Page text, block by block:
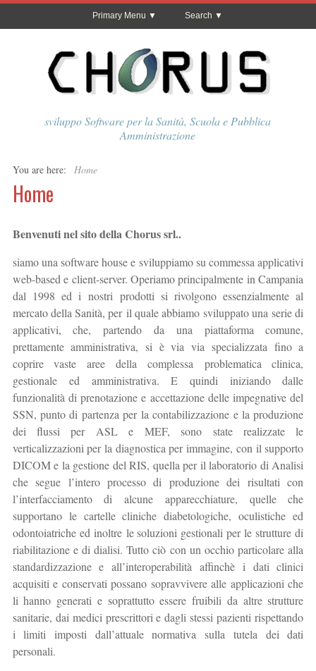
Primary Menu Search
sviluppo Software per la Sanità, Scuola e Pubblica
Amministrazione
You are here: Home
Home
Benvenuti nel sito della Chorus srl..
siamo una software house e sviluppiamo su commessa applicativi
web-based e client-server. Operiamo principalmente in Campania
dal 1998 ed i nostri prodotti si rivolgono essenzialmente al
mercato della Sanità, per il quale abbiamo sviluppato una serie di
applicativi, che, partendo da una piattaforma comune,
prettamente amministrativa, si è via via specializzata fino a
coprire vaste aree della complessa problematica clinica,
gestionale ed amministrativa. E quindi iniziando dalle
funzionalità di prenotazione e accettazione delle impegnative del
SSN, punto di partenza per la contabilizzazione e la produzione
dei flussi per ASL e MEF, sono state realizzate le
verticalizzazioni per la diagnostica per immagine, con il supporto
DICOM e la gestione del RIS, quella per il laboratorio di Analisi
che segue l’intero processo di produzione dei risultati con
l’interfacciamento di alcune apparecchiature, quelle che
supportano le cartelle cliniche diabetologiche, oculistiche ed
odontoiatriche ed inoltre le soluzioni gestionali per le strutture di
riabilitazione e di dialisi. Tutto ciò con un occhio particolare alla
standardizzazione e all’interoperabilità affinchè i dati clinici
acquisiti e conservati possano sopravvivere alle applicazioni che
li hanno generati e soprattutto essere fruibili da altre strutture
sanitarie, dai medici prescrittori e dagli stessi pazienti rispettando
i limiti imposti dall’attuale normativa sulla tutela dei dati
personali.